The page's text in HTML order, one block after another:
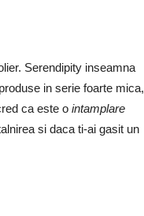
Serendipity inseamna
in serie foarte mica,
ca este o intamplare
si daca ti-ai gasit un